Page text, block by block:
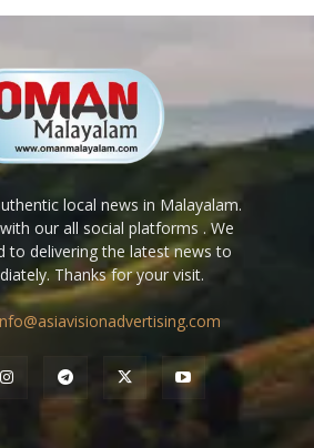
local news in Malayalam.
our all social platforms . We
to delivering the latest news to
Thanks for your visit.